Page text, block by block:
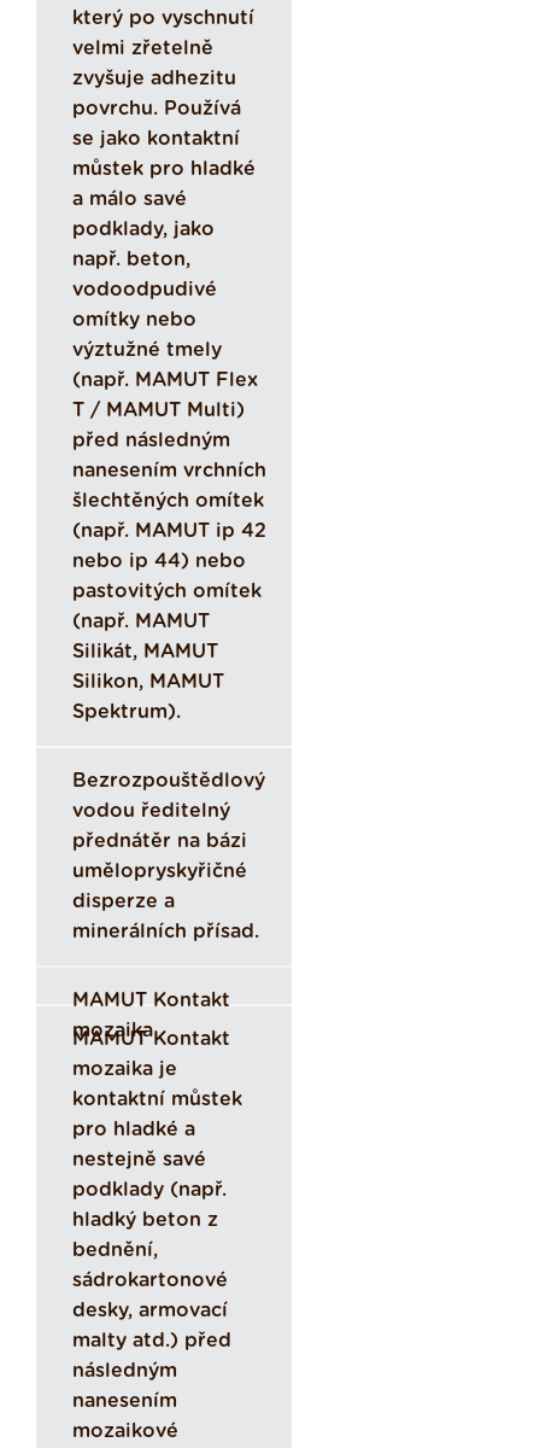
který po vyschnutí
velmi zřetelně
zvyšuje adhezitu
povrchu. Používá
se jako kontaktní
můstek pro hladké
a málo savé
podklady, jako
např. beton,
vodoodpudivé
omítky nebo
výztužné tmely
(např. MAMUT Flex
T / MAMUT Multi)
před následným
nanesením vrchních
šlechtěných omítek
(např. MAMUT ip 42
nebo ip 44) nebo
pastovitých omítek
(např. MAMUT
Silikát, MAMUT
Silikon, MAMUT
Spektrum).
Bezrozpouštědlový
vodou ředitelný
přednátěr na bázi
umělopryskyřičné
disperze a
minerálních přísad.
MAMUT Kontakt
mozaika
MAMUT Kontakt
mozaika je
kontaktní můstek
pro hladké a
nestejně savé
podklady (např.
hladký beton z
bednění,
sádrokartonové
desky, armovací
malty atd.) před
následným
nanesením
mozaikové